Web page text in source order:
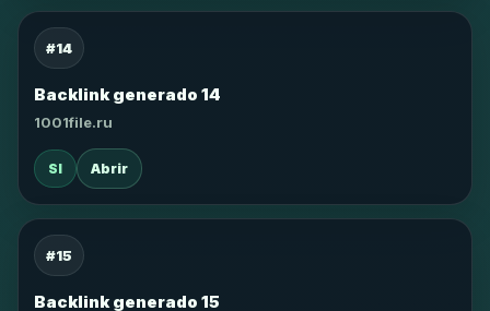
#14
Backlink generado 14
1001file.ru
SI Abrir
#15
Backlink generado 15